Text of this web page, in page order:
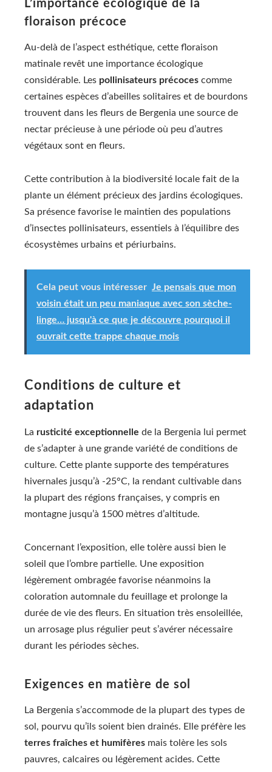
L’importance écologique de la
floraison précoce
Au-delà de l’aspect esthétique, cette floraison
matinale revêt une importance écologique
considérable. Les pollinisateurs précoces comme
certaines espèces d’abeilles solitaires et de bourdons
trouvent dans les fleurs de Bergenia une source de
nectar précieuse à une période où peu d’autres
végétaux sont en fleurs.
Cette contribution à la biodiversité locale fait de la
plante un élément précieux des jardins écologiques.
Sa présence favorise le maintien des populations
d’insectes pollinisateurs, essentiels à l’équilibre des
écosystèmes urbains et périurbains.
Cela peut vous intéresser Je pensais que mon
voisin était un peu maniaque avec son sèche-
linge… jusqu'à ce que je découvre pourquoi il
ouvrait cette trappe chaque mois
Conditions de culture et
adaptation
La rusticité exceptionnelle de la Bergenia lui permet
de s’adapter à une grande variété de conditions de
culture. Cette plante supporte des températures
hivernales jusqu’à -25°C, la rendant cultivable dans
la plupart des régions françaises, y compris en
montagne jusqu’à 1500 mètres d’altitude.
Concernant l’exposition, elle tolère aussi bien le
soleil que l’ombre partielle. Une exposition
légèrement ombragée favorise néanmoins la
coloration automnale du feuillage et prolonge la
durée de vie des fleurs. En situation très ensoleillée,
un arrosage plus régulier peut s’avérer nécessaire
durant les périodes sèches.
Exigences en matière de sol
La Bergenia s’accommode de la plupart des types de
sol, pourvu qu’ils soient bien drainés. Elle préfère les
terres fraîches et humifères mais tolère les sols
pauvres, calcaires ou légèrement acides. Cette